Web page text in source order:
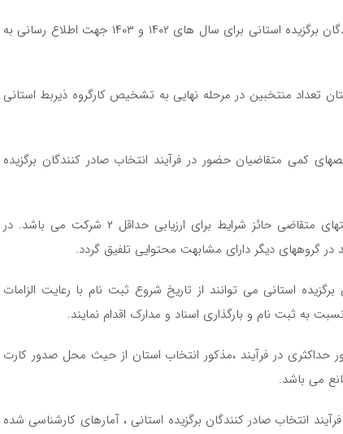
۴- شاخص های تایید شده ارزیابی انتخاب صادر کنندگان برگزیده استانی برای سال های ۱۴۰۲ و ۱۴۰۳ جهت اطلاع رسانی به
تعداد منتخبین در مرحله نهایی به تشخیص کارگروه ذیربط استانی
کمی متقاضیان حضور در فرآیند انتخاب صادر کنندگان برگزیده
۷- در گروههای کالایی فناورانه و خدمات تعداد شرکتهای متقاضی حائز شرایط برای ارزیابی حداقل ۲ شرکت می باشد. در
استانی می توانند از تاریخ شروع ثبت نام با رعایت الزامات
به ثبت نام و بارگذاری اسناد و مدارک اقدام نمایند.
حداکثری در فرآیند ،مذکور انتخاب استان از حیث محل صدور کارت
می باشد.
انتخاب صادر کنندگان برگزیده استانی ، آمارهای کارشناسی شده